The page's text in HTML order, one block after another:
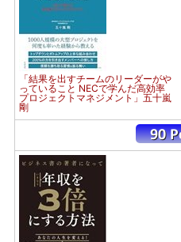
「結果を出すチームのリーダーがや
っていること NECで学んだ高効率
プロジェクトマネジメント」五十嵐
剛